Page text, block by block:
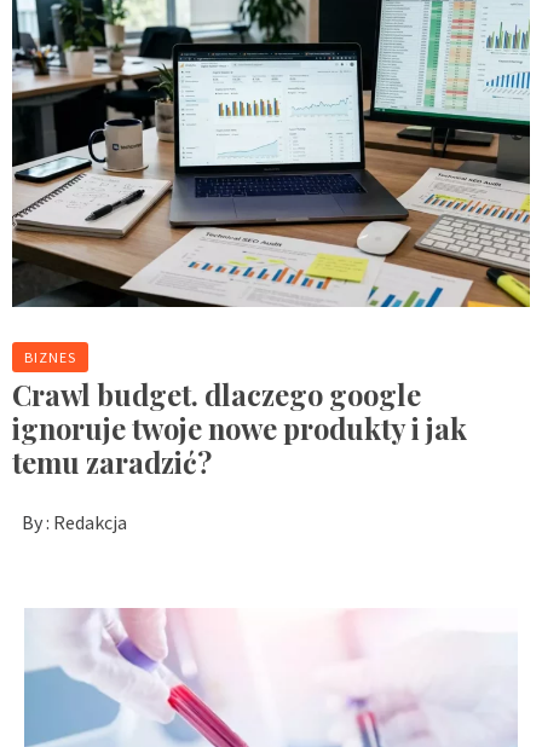
BIZNES
Crawl budget. dlaczego google
ignoruje twoje nowe produkty i jak
temu zaradzić?
By : Redakcja